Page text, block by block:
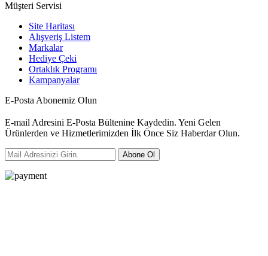
Müşteri Servisi
Site Haritası
Alışveriş Listem
Markalar
Hediye Çeki
Ortaklık Programı
Kampanyalar
E-Posta Abonemiz Olun
E-mail Adresini E-Posta Bültenine Kaydedin. Yeni Gelen
Ürünlerden ve Hizmetlerimizden İlk Önce Siz Haberdar Olun.
Abone Ol